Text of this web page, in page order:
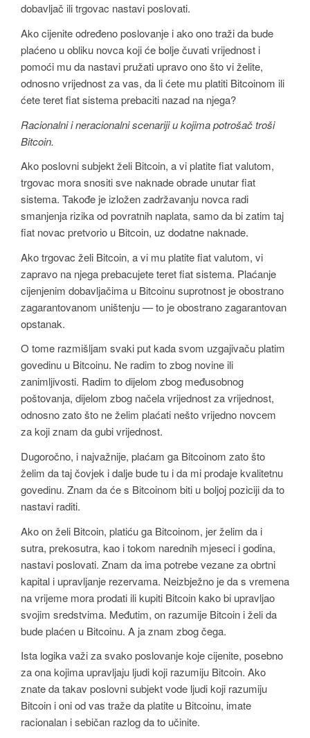
dobavljač ili trgovac nastavi poslovati.
Ako cijenite određeno poslovanje i ako ono traži da bude
plaćeno u obliku novca koji će bolje čuvati vrijednost i
pomoći mu da nastavi pružati upravo ono što vi želite,
odnosno vrijednost za vas, da li ćete mu platiti Bitcoinom ili
ćete teret fiat sistema prebaciti nazad na njega?
Racionalni i neracionalni scenariji u kojima potrošač troši
Bitcoin.
Ako poslovni subjekt želi Bitcoin, a vi platite fiat valutom,
trgovac mora snositi sve naknade obrade unutar fiat
sistema. Takođe je izložen zadržavanju novca radi
smanjenja rizika od povratnih naplata, samo da bi zatim taj
fiat novac pretvorio u Bitcoin, uz dodatne naknade.
Ako trgovac želi Bitcoin, a vi mu platite fiat valutom, vi
zapravo na njega prebacujete teret fiat sistema. Plaćanje
cijenjenim dobavljačima u Bitcoinu suprotnost je obostrano
zagarantovanom uništenju — to je obostrano zagarantovan
opstanak.
O tome razmišljam svaki put kada svom uzgajivaču platim
govedinu u Bitcoinu. Ne radim to zbog novine ili
zanimljivosti. Radim to dijelom zbog međusobnog
poštovanja, dijelom zbog načela vrijednost za vrijednost,
odnosno zato što ne želim plaćati nešto vrijedno novcem
za koji znam da gubi vrijednost.
Dugoročno, i najvažnije, plaćam ga Bitcoinom zato što
želim da taj čovjek i dalje bude tu i da mi prodaje kvalitetnu
govedinu. Znam da će s Bitcoinom biti u boljoj poziciji da to
nastavi raditi.
Ako on želi Bitcoin, platiću ga Bitcoinom, jer želim da i
sutra, prekosutra, kao i tokom narednih mjeseci i godina,
nastavi poslovati. Znam da ima potrebe vezane za obrtni
kapital i upravljanje rezervama. Neizbježno je da s vremena
na vrijeme mora prodati ili kupiti Bitcoin kako bi upravljao
svojim sredstvima. Međutim, on razumije Bitcoin i želi da
bude plaćen u Bitcoinu. A ja znam zbog čega.
Ista logika važi za svako poslovanje koje cijenite, posebno
za ona kojima upravljaju ljudi koji razumiju Bitcoin. Ako
znate da takav poslovni subjekt vode ljudi koji razumiju
Bitcoin i oni od vas traže da platite u Bitcoinu, imate
racionalan i sebičan razlog da to učinite.